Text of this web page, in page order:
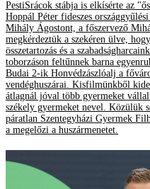
PestiSrácok stábja is elkísérte az
Hoppál Péter fideszes
Mihály Ágostont, a főszervező
megkérdeztük a szekéren ülve,
összetartozás és a
toborzáson feltűnnek barna
Budai 2-ik Honvédzászlóalj a
vendéghuszárai. Kisfilmünkből
átlagnál jóval több gyermeket
székely gyermeket nevel. Közülük
páratlan Szentegyházi Gyermek
a megelőzi a huszármenetet.